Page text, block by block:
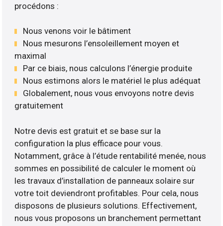
procédons :
Nous venons voir le bâtiment
Nous mesurons l’ensoleillement moyen et
maximal
Par ce biais, nous calculons l’énergie produite
Nous estimons alors le matériel le plus adéquat
Globalement, nous vous envoyons notre devis
gratuitement
Notre devis est gratuit et se base sur la
configuration la plus efficace pour vous.
Notamment, grâce à l’étude rentabilité menée, nous
sommes en possibilité de calculer le moment où
les travaux d’installation de panneaux solaire sur
votre toit deviendront profitables. Pour cela, nous
disposons de plusieurs solutions. Effectivement,
nous vous proposons un branchement permettant